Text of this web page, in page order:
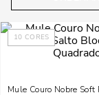
10 CORES
Mule Couro Nobre Soft